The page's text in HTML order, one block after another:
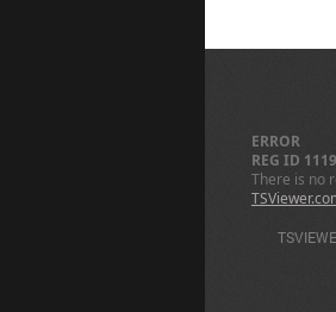
ERROR
REG ID
There is no